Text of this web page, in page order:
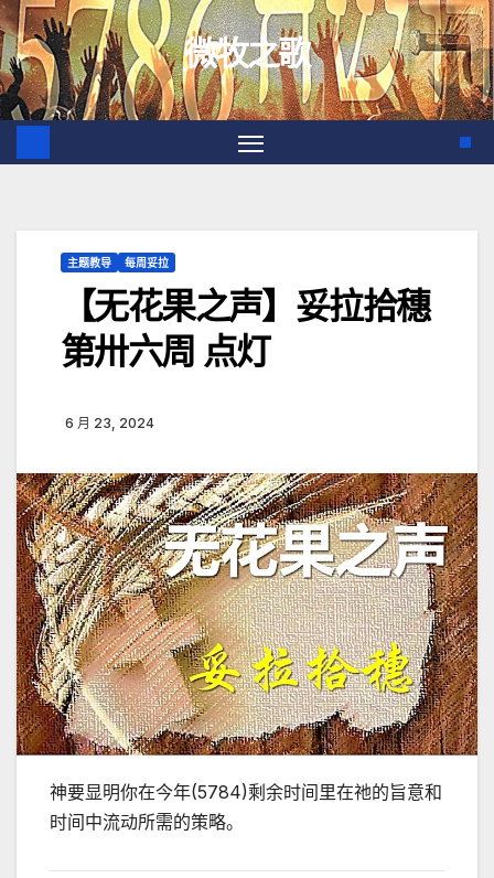
跳
至
内
容
微牧之歌
主题教导 每周妥拉
【无花果之声】妥拉拾穗
第卅六周 点灯
6 月 23, 2024
神要显明你在今年(5784)剩余时间里在祂的旨意和
时间中流动所需的策略。